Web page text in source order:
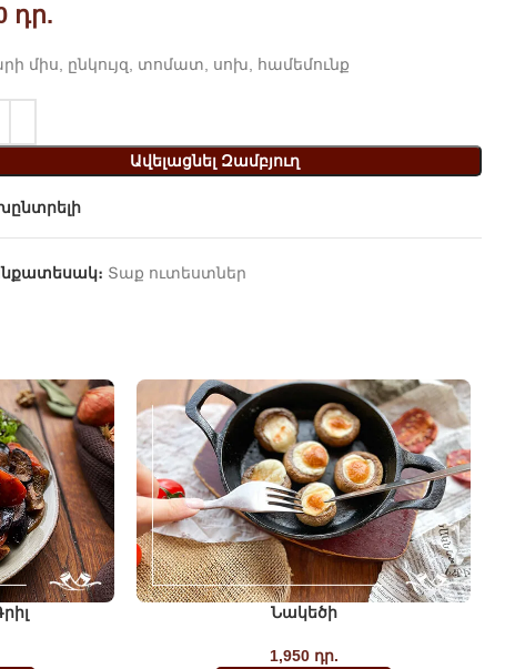
դր.
միս, ընկույզ, տոմատ, սոխ, համեմունք
Ավելացնել Զամբյուղ
Տաք ուտեստներ
Նակեծի
1,950դր.